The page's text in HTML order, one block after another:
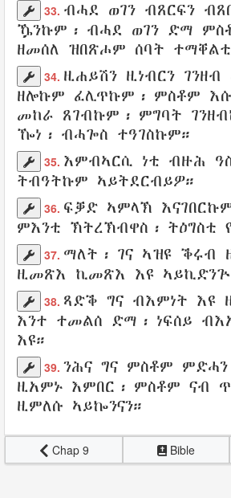
33. ብሓደ ወገን ብጸርፍን
ዄንኩም፡ ብሓደ ወገን ድማ
ዘመሰለ ዝበጽሖም ሰባት ተማቐልቲ
34. ዚሐይሽን ዚነብርን ገንዘብ
ዘሎኩም ፈሊጥኩም ፡ ምስቶም
መከራ ጸገብኩም፡ ምግባት
ዀነ፡ ብሓጐስ ተዓገስኩም።
35. እምብኣርሲ ነቲ ብዙሕ
ትብዓትኩም ኣይትደርብይዎ።
36. ፍቓድ ኣምላኽ
ምእንቲ ኽትረኽብዋስ ፡ ትዕግስቲ
37. ማለት፡ ገና ኣዝዩ ቕሩብ
ዚመጽእ
ኪመጽእ እዩ
38. ጻድቕ ግና ብእምነት እዩ
እንተ ተመልሰ ድማ፡ ነፍሰይ
እዩ።
39. ንሕና ግና ምስቶም ምድሓን
ዚአምኑ እምበር፡ ምስቶም ናብ
ዚምለሱ ኣይኰንናን።
Chap 9 Bible